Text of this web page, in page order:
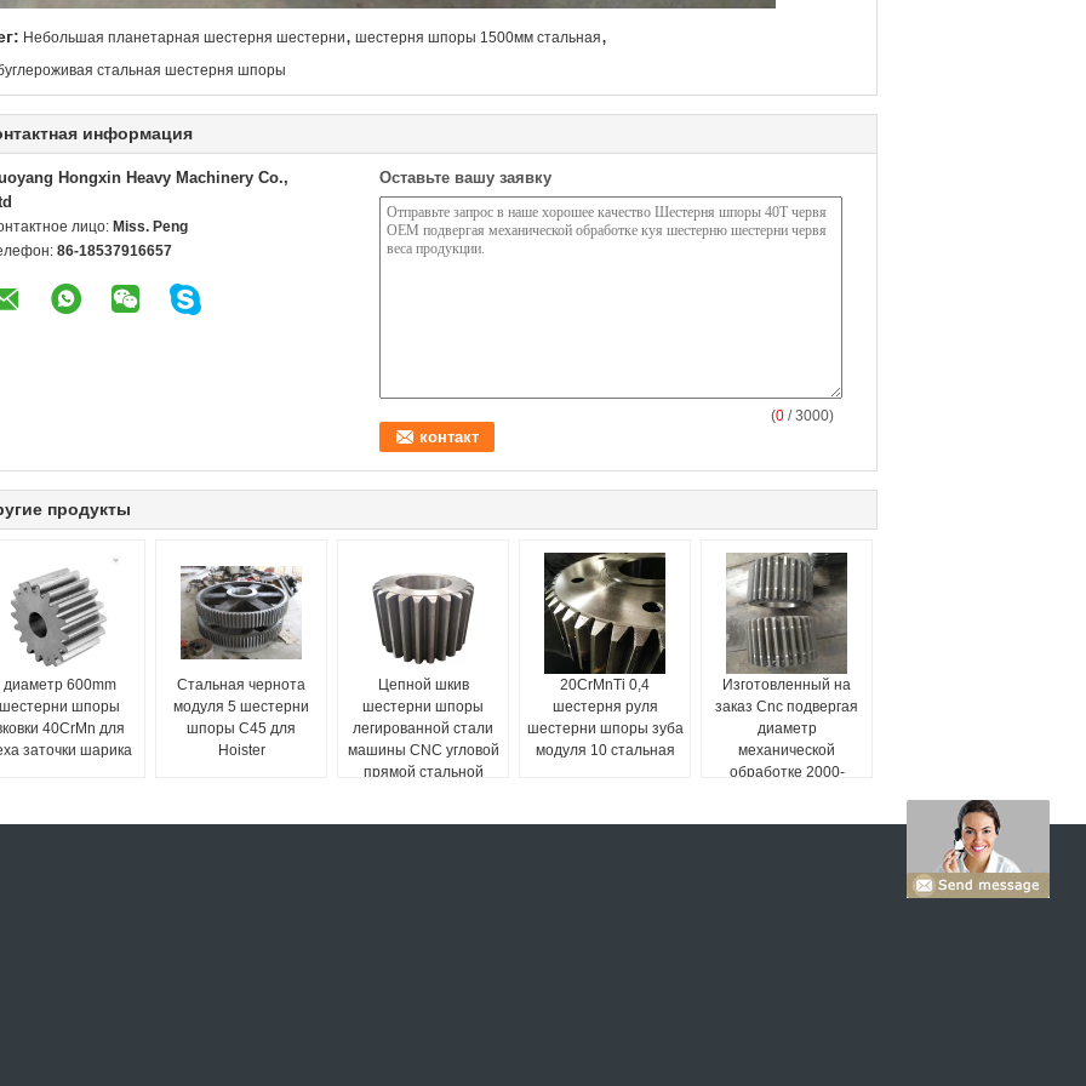
Небольшая планетарная шестерня шестерни, шестерня шпоры 1500мм стальная,
стальная шестерня шпоры
информация
Hongxin Heavy Machinery Co.,
лицо: Miss. Peng
86-18537916657
Оставьте вашу заявку
(0 / 3000)
продукты
диаметр 600mm
шестерни шпоры
40CrMn для
заточки шарика
Стальная чернота
модуля 5 шестерни
шпоры C45 для
Hoister
Цепной шкив
шестерни шпоры
легированной стали
машины CNC угловой
прямой стальной
20CrMnTi 0,4
шестерня руля
шестерни шпоры зуба
модуля 10 стальная
Изготовленный на
заказ Cnc подвергая
диаметр
механической
обработке 2000-